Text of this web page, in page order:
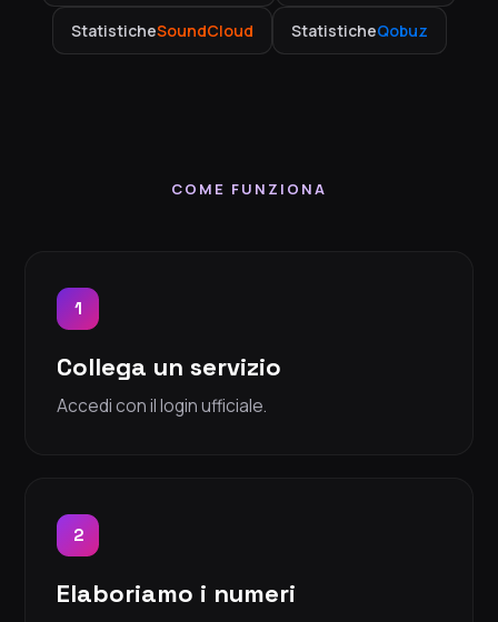
StatisticheSoundCloud StatisticheQobuz
COME FUNZIONA
1
Collega un servizio
Accedi con il login ufficiale.
2
Elaboriamo i numeri